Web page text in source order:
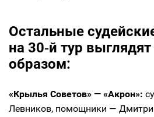
Остальные
на 30‑й тур
образом:
«Крылья Советов» — «Акрон»:
Левников, помощники —